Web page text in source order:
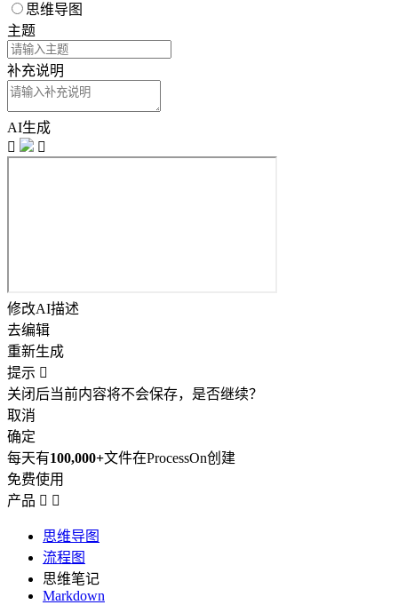
思维导图
主题
补充说明
AI生成


修改AI描述
去编辑
重新生成
提示 
关闭后当前内容将不会保存，是否继续？
取消
确定
每天有100,000+文件在ProcessOn创建
免费使用
产品  
思维导图
流程图
思维笔记
Markdown